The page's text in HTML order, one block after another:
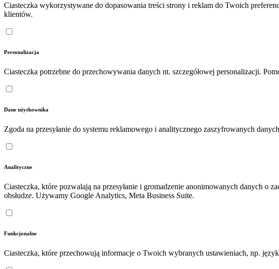
Ciasteczka wykorzystywane do dopasowania treści strony i reklam do Twoich
klientów.
Personalizacja
Ciasteczka potrzebne do przechowywania danych nt. szczegółowej personalizacji.
Dane użytkownika
Zgoda na przesyłanie do systemu reklamowego i analitycznego zaszyfrowanych
Analityczne
Ciasteczka, które pozwalają na przesyłanie i gromadzenie anonimowanych danych o
obsłudze. Używamy Google Analytics, Meta Business Suite.
Funkcjonalne
Ciasteczka, które przechowują informacje o Twoich wybranych ustawieniach, np.